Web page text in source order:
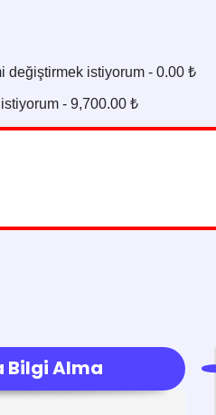
değiştirmek istiyorum - 0.00 ₺
- 9,700.00 ₺
Bilgi Alma